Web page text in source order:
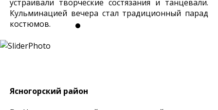
устраивали творческие состязания и танцевали.
Кульминацией вечера стал традиционный парад
костюмов.
Ясногорский район